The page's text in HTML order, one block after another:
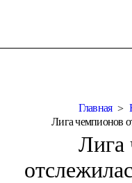
Главная
Лига чемпионов
Лига